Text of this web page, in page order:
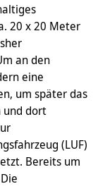
20 x 20 Meter
an den
eine
um später das
und dort
(LUF)
Bereits um